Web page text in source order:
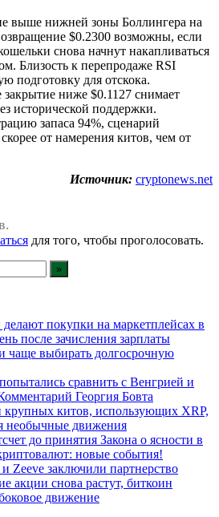
выше нижней зоны Боллингера на
$0.2300 возможны, если
снова начнут накапливаться
Близость к перепродаже RSI
подготовку для отскока.
закрытие ниже $0.1127 снимает
исторической поддержки.
запаса 94%, сценарий
от намерения китов, чем от
Источник: cryptonews.net
для того, чтобы проголосовать.
делают покупки на маркетплейсах в
после зачисления зарплаты
чаще выбирать долгосрочную
сравнить с Венгрией и
Георгия Бовта
крупных китов, использующих XRP,
необычные движения
до принятия Закона о ясности в
новые события!
Zeeve заключили партнерство
акции снова растут, биткоин
движение